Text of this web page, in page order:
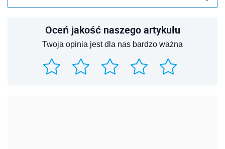
Oceń jakość naszego artykułu
Twoja opinia jest dla nas bardzo ważna